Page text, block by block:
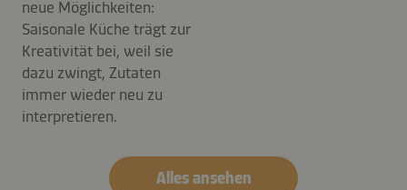
neue Möglichkeiten:
Saisonale Küche trägt zur
Kreativität bei, weil sie
dazu zwingt, Zutaten
immer wieder neu zu
interpretieren.
Alles ansehen